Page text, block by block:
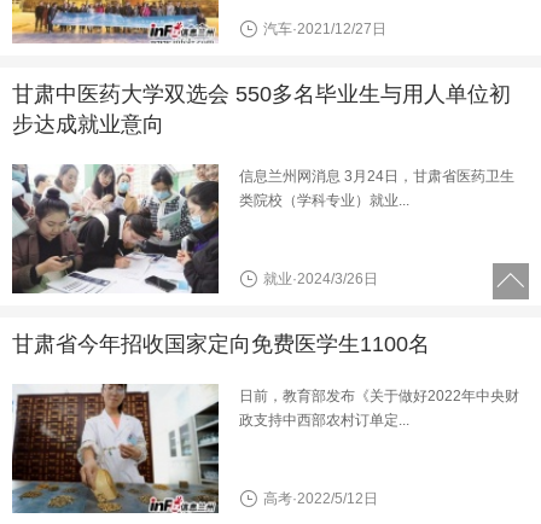
汽车·2021/12/27日
甘肃中医药大学双选会 550多名毕业生与用人单位初
步达成就业意向
信息兰州网消息 3月24日，甘肃省医药卫生
类院校（学科专业）就业...
就业·2024/3/26日
甘肃省今年招收国家定向免费医学生1100名
日前，教育部发布《关于做好2022年中央财
政支持中西部农村订单定...
高考·2022/5/12日